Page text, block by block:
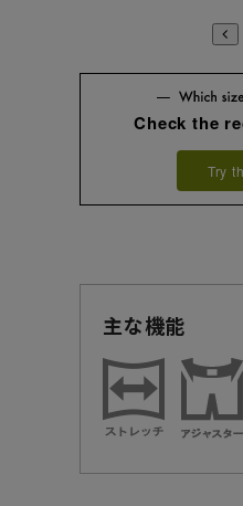
AB4
Check the
Try
主な機能